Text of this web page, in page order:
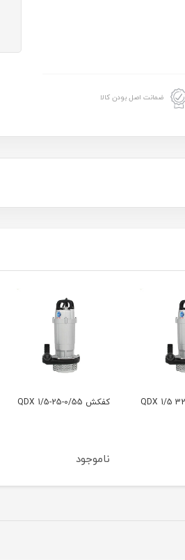
ضمانت اصل بودن کالا
کفکش QDX 3-20-0/55 A
ناموجود